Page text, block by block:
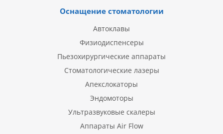
Оснащение стоматологии
Автоклавы
Физиодиспенсеры
Пьезохирургические аппараты
Стоматологические лазеры
Апекслокаторы
Эндомоторы
Ультразвуковые скалеры
Аппараты Air Flow